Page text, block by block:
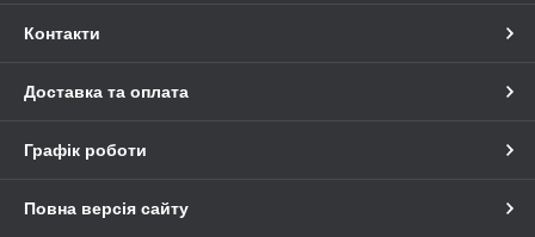
Контакти
Доставка та оплата
Графік роботи
Повна версія сайту